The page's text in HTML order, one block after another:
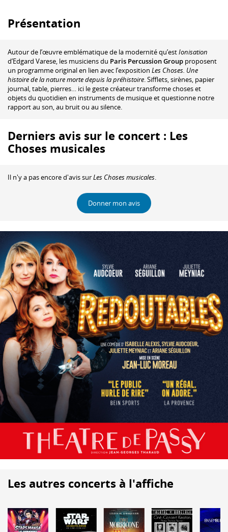
Présentation
Autour de l’œuvre emblématique de la modernité qu’estIonisation
d’Edgard Varese, les musiciens du Paris Percussion Group proposent
un programme original en lien avec l’exposition Les Choses. Une
histoire de la nature morte depuis la préhistoire. Sifflets, sirènes, papier
journal, table, pierres… ici le geste créateur transforme choses et
objets du quotidien en instruments de musique et questionne notre
rapport au son, au bruit ou au silence.
Derniers avis sur le concert : Les
Choses musicales
Il n'y a pas encore d'avis surLes Choses musicales.
Donner mon avis
Les autres concerts à l'affiche